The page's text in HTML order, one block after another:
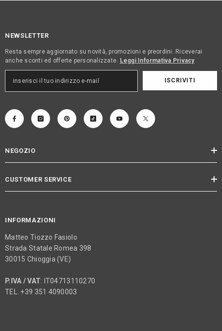
NEWSLETTER
Resta sempre aggiornato su novità, promozioni e preordini. Riceverai
anche sconti ed offerte personalizzate. Leggi Informativa Privacy
ISCRIVITI
NEGOZIO
CUSTOMER SERVICE
INFORMAZIONI
Matteo Tiozzo Fasiolo
Strada Statale Romea 398
30015 Chioggia (VE)
P.IVA / VAT: IT04713110270
TEL. +39 351 4090003